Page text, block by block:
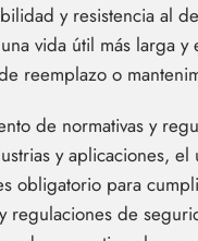
y resistencia al
vida útil más larga y
reemplazo o
de normativas y
y aplicaciones,
obligatorio para
regulaciones de